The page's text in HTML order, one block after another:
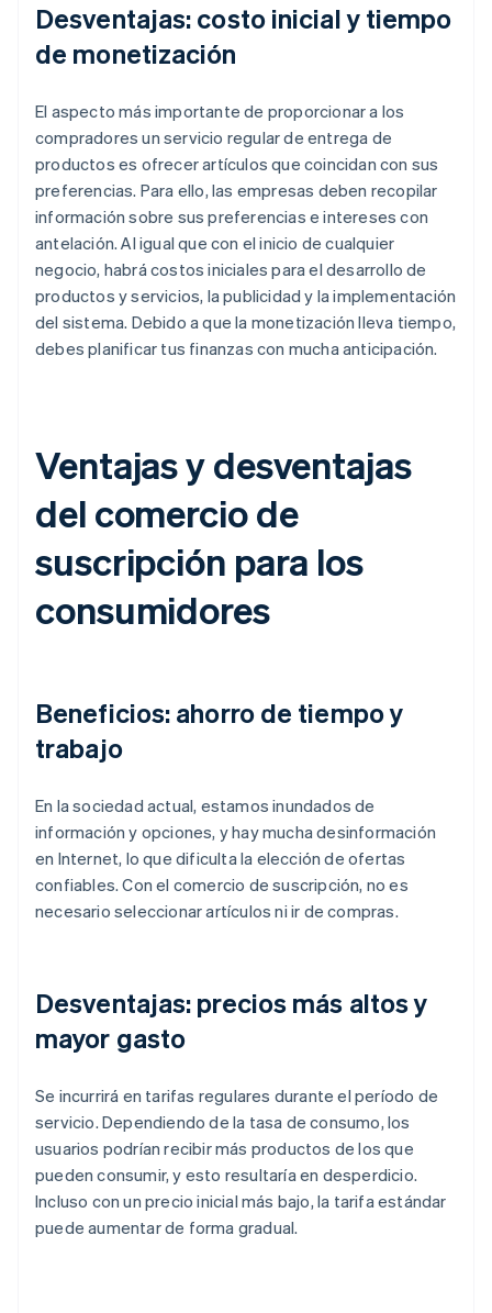
Desventajas: costo inicial y tiempo
de monetización
El aspecto más importante de proporcionar a los
compradores un servicio regular de entrega de
productos es ofrecer artículos que coincidan con sus
preferencias. Para ello, las empresas deben recopilar
información sobre sus preferencias e intereses con
antelación. Al igual que con el inicio de cualquier
negocio, habrá costos iniciales para el desarrollo de
productos y servicios, la publicidad y la implementación
del sistema. Debido a que la monetización lleva tiempo,
debes planificar tus finanzas con mucha anticipación.
Ventajas y desventajas
del comercio de
suscripción para los
consumidores
Beneficios: ahorro de tiempo y
trabajo
En la sociedad actual, estamos inundados de
información y opciones, y hay mucha desinformación
en Internet, lo que dificulta la elección de ofertas
confiables. Con el comercio de suscripción, no es
necesario seleccionar artículos ni ir de compras.
Desventajas: precios más altos y
mayor gasto
Se incurrirá en tarifas regulares durante el período de
servicio. Dependiendo de la tasa de consumo, los
usuarios podrían recibir más productos de los que
pueden consumir, y esto resultaría en desperdicio.
Incluso con un precio inicial más bajo, la tarifa estándar
puede aumentar de forma gradual.